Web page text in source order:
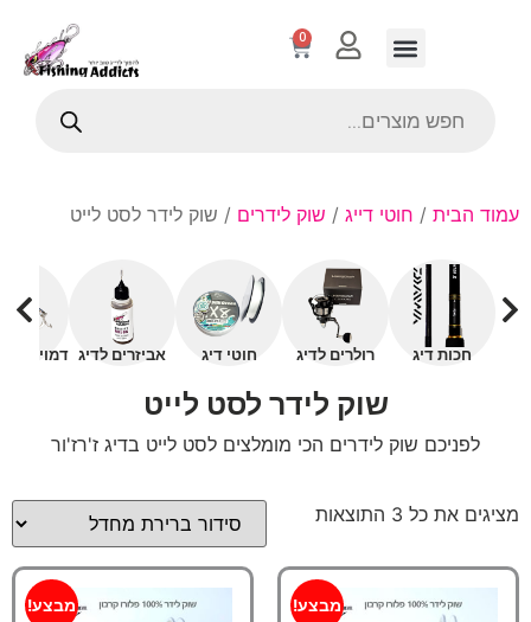
0
עמוד הבית / חוטי דייג / שוק לידרים / שוק לידר לסט לייט
חכות דיג רולרים לדיג חוטי דיג אביזרים לדיג דמויים
שוק לידר לסט לייט
לפניכם שוק לידרים הכי מומלצים לסט לייט בדיג ז'רז'ור
מציגים את כל ⁦3⁩ התוצאות
מבצע! מבצע!